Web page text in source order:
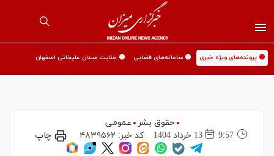
🟡 پرونده‌های ویژه خبری 🟡 سامانه‌های قضایی 🟡 جنایت میدان علیخانی اصفهان
حقوق بشر
عمومی
9:57
13 خرداد 1404 کد خبر: ۴۸۳۹۵۶۲ چاپ